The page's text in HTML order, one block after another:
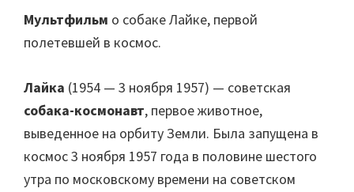
Мультфильм о собаке Лайке, первой
полетевшей в космос.
Лайка (1954 — 3 ноября 1957) — советская
собака-космонавт, первое животное,
выведенное на орбиту Земли. Была запущена в
космос 3 ноября 1957 года в половине шестого
утра по московскому времени на советском